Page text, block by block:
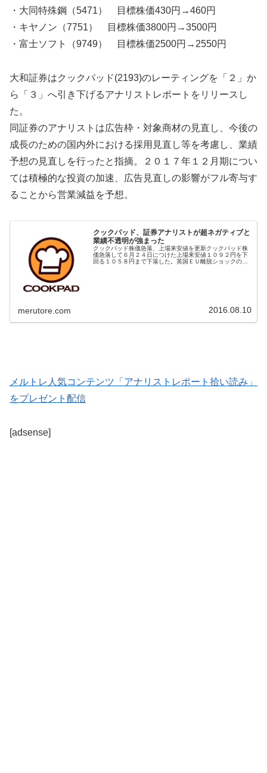
・大同特殊鋼（5471） 目標株価430円→460円
・キヤノン（7751） 目標株価3800円→3500円
・富士ソフト（9749） 目標株価2500円→2550円
大和証券はクックパッド(2193)のレーティングを「２」か
ら「３」へ引き下げるアナリストレポートをリリースし
た。
同証券のアナリストは広告枠・対象商材の見直し、今後の
成長のための国内外における採用見直し等を考慮し、業績
予想の見直しを行ったと指摘。２０１７年１２月期につい
ては積極的な投資の加速、広告見直しの影響がフル寄与す
ることから営業減益を予想。
クックパッド、証券アナリストが超ネガティブと
業績不透明が強まった
クックパッド株価急落、上場来安値を更新クックパッド株
価急落して６月２４日につけた上場来安値１０９２円を下
回る１０５８円まで下落した。英国ＥＵ離脱ショックの時
merutore.com 2016.08.10
メルトレ人気コンテンツ「アナリストレポート拾い読み」
をプレゼント配信
[adsense]